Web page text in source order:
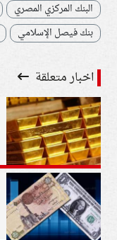
البنك المركزي المصري
بنك فيصل الإسلامي
اخبار متعلقة